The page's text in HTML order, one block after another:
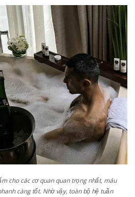
cho các cơ quan quan trọng nhất, máu
càng tốt. Nhờ vậy, toàn bộ hệ tuần